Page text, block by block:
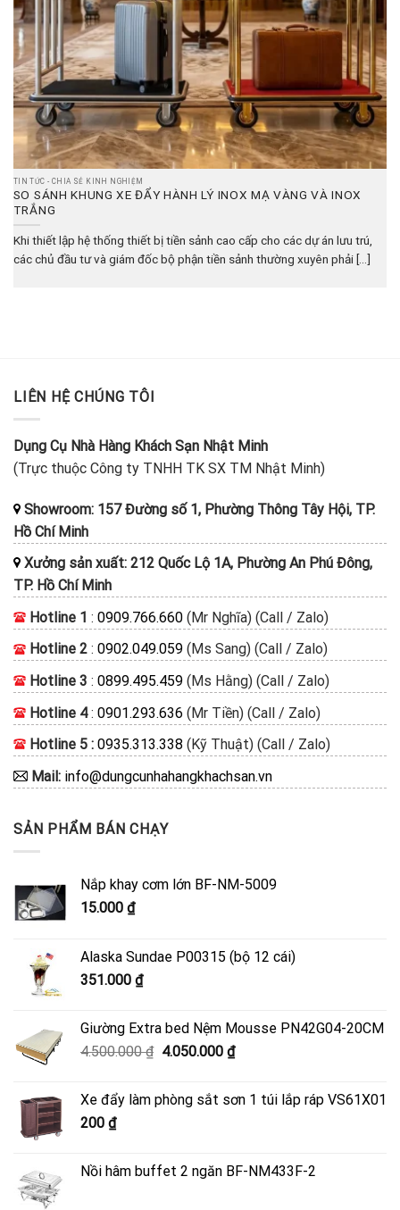
TIN TỨC - CHIA SẺ KINH NGHIỆM
SO SÁNH KHUNG XE ĐẨY HÀNH LÝ INOX MẠ VÀNG VÀ INOX
TRẮNG
Khi thiết lập hệ thống thiết bị tiền sảnh cao cấp cho các dự án lưu trú,
các chủ đầu tư và giám đốc bộ phận tiền sảnh thường xuyên phải [...]
LIÊN HỆ CHÚNG TÔI
Dụng Cụ Nhà Hàng Khách Sạn Nhật Minh
(Trực thuộc Công ty TNHH TK SX TM Nhật Minh)
Showroom: 157 Đường số 1, Phường Thông Tây Hội, TP.
Hồ Chí Minh
Xưởng sản xuất: 212 Quốc Lộ 1A, Phường An Phú Đông,
TP. Hồ Chí Minh
Hotline 1 : 0909.766.660 (Mr Nghĩa) (Call / Zalo)
Hotline 2 : 0902.049.059 (Ms Sang) (Call / Zalo)
Hotline 3 : 0899.495.459 (Ms Hằng) (Call / Zalo)
Hotline 4: 0901.293.636 (Mr Tiền) (Call / Zalo)
Hotline 5 : 0935.313.338 (Kỹ Thuật) (Call / Zalo)
Mail: info@dungcunhahangkhachsan.vn
SẢN PHẨM BÁN CHẠY
Nắp khay cơm lớn BF-NM-5009
15.000 ₫
Alaska Sundae P00315 (bộ 12 cái)
351.000 ₫
Giường Extra bed Nệm Mousse PN42G04-20CM
4.500.000₫ Giá
4.500.000 ₫.
4.050.000 ₫Giá
là:
Xe đẩy làm phòng sắt sơn 1 túi lắp ráp VS61X01
200 ₫
Nồi hâm buffet 2 ngăn BF-NM433F-2